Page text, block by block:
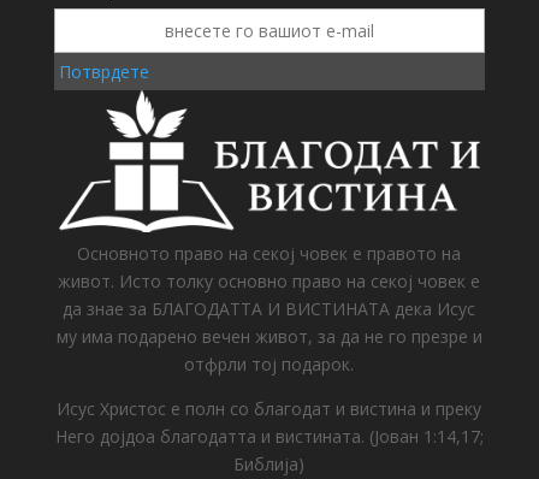
Потврдете
Основното право на секој човек е правото на
живот. Исто толку основно право на секој човек е
да знае за БЛАГОДАТТА И ВИСТИНАТА дека Исус
му има подарено вечен живот, за да не го презре и
отфрли тој подарок.
Исус Христос е полн со благодат и вистина и преку
Него дојдоа благодатта и вистината. (Јован 1:14,17;
Библија)